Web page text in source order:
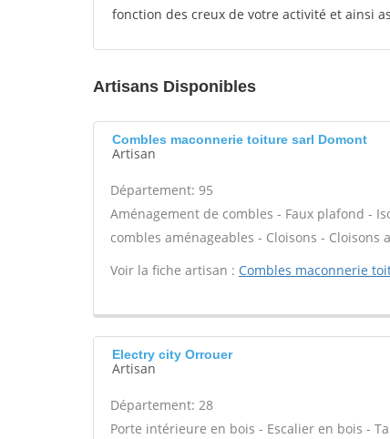
fonction des creux de votre activité et ainsi
Artisans Disponibles
Combles maconnerie toiture sarl Domont
Artisan
Département: 95
Aménagement de combles - Faux plafond -
combles aménageables - Cloisons - Cloisons
Voir la fiche artisan : Combles maconnerie
Electry city Orrouer
Artisan
Département: 28
Porte intérieure en bois - Escalier en bois -